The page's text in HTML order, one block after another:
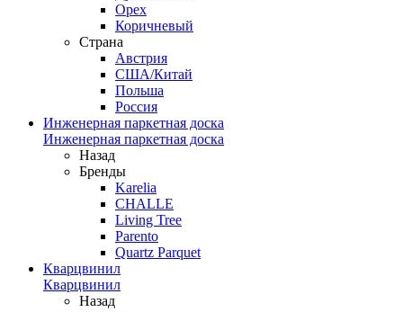
Орех
Коричневый
Страна
Австрия
США/Китай
Польша
Россия
Инженерная паркетная доска
Инженерная паркетная доска
Назад
Бренды
Karelia
CHALLE
Living Tree
Parento
Quartz Parquet
Кварцвинил
Кварцвинил
Назад